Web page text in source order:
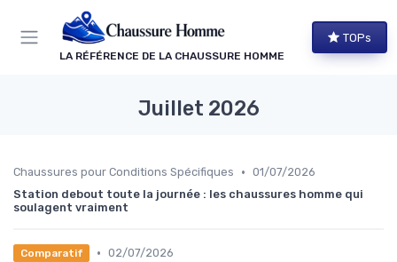
LA RÉFÉRENCE DE LA CHAUSSURE HOMME
TOPs
Juillet 2026
Chaussures pour Conditions Spécifiques • 01/07/2026
Station debout toute la journée : les chaussures homme qui
soulagent vraiment
Comparatif • 02/07/2026
Panneau de gestion des cookies